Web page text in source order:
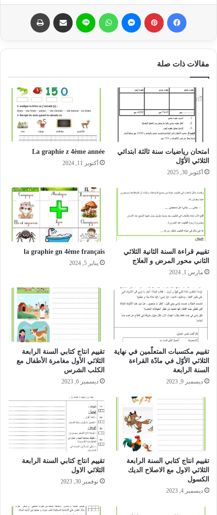
مقالات ذات صلة
امتحان رياضيات سنة ثالثة ابتدائي
الثلاثي الأوّل‎
أكتوبر 30, 2025
La graphie z 4ème année
أكتوبر 11, 2024
تقييم قراءة السنة الثانية الثلاثي
الثاني محور المرض و العلاج
مارس 1, 2024
la graphie gn 4ème français
يناير 5, 2024
تقييم مكتسبات المتعلّمين في نهاية
الثلاثي الأوّل في مادّة القراءة
السنة الرابعة
ديسمبر 9, 2023
تقييم انتاج كتابي السنة الرابعة
الثلاثي الأول مغامرة الأطفال مع
الكلب الشرس
ديسمبر 6, 2023
تقييم انتاج كتابي السنة الرابعة
الثلاثي الاول مع الاصلاح الديك
الكسول
ديسمبر 4, 2023
تقييم انتاج كتابي السنة الرابعة
الثلاثي الاول
نوفمبر 30, 2023